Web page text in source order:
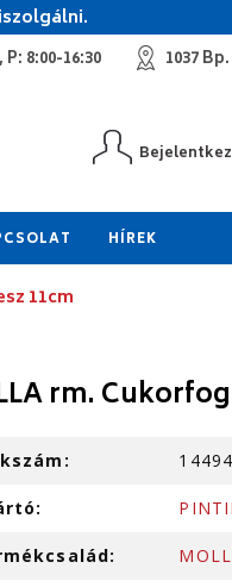
8:00-16:30 1037
HÍREK
11cm
rm.